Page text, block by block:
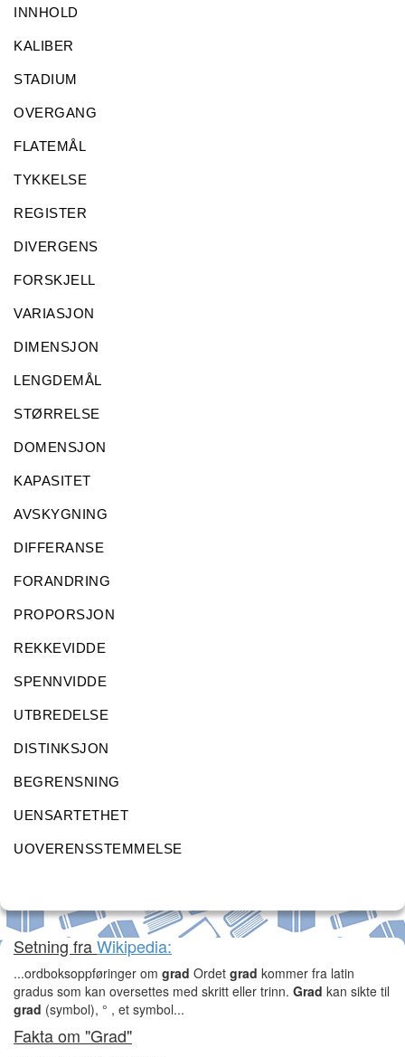
INNHOLD
KALIBER
STADIUM
OVERGANG
FLATEMÅL
TYKKELSE
REGISTER
DIVERGENS
FORSKJELL
VARIASJON
DIMENSJON
LENGDEMÅL
STØRRELSE
DOMENSJON
KAPASITET
AVSKYGNING
DIFFERANSE
FORANDRING
PROPORSJON
REKKEVIDDE
SPENNVIDDE
UTBREDELSE
DISTINKSJON
BEGRENSNING
UENSARTETHET
UOVERENSSTEMMELSE
Setning fraWikipedia:
...ordboksoppføringer om grad Ordet grad kommer fra latin
gradus som kan oversettes med skritt eller trinn. Grad kan sikte til
grad (symbol), ° , et symbol...
Fakta om "Grad"